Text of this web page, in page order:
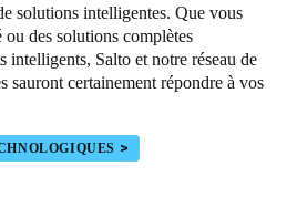
solutions intelligentes. Que vous
des solutions complètes
intelligents, Salto et notre réseau de
sauront certainement répondre à vos